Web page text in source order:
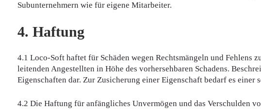
Subunternehmern wie für eigene Mitarbeiter.
4. Haftung
4.1 Loco-Soft haftet für Schäden wegen Rechtsmängeln und
leitenden Angestellten in Höhe des vorhersehbaren Schadens.
Eigenschaften dar. Zur Zusicherung einer Eigenschaft bedarf es
4.2 Die Haftung für anfängliches Unvermögen und das Verschulden